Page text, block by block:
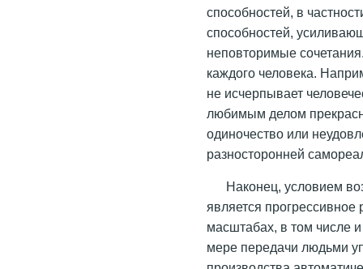
способностей, в
способностей,
неповторимые
каждого человека.
не исчерпывает
любимым делом
одиночество или
разносторонней
Наконец, условием
является
масштабах, в том числе
мере передачи людьми